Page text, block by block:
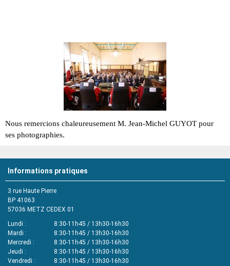
Nous remercions chaleureusement M. Jean-Michel GUYOT pour
ses photographies.
Informations pratiques
3 rue Haute Pierre
BP 41063
57036 METZ CEDEX 01
Lundi
8:30-11h45 / 13h30-16h30
Mardi
8:30-11h45 / 13h30-16h30
Mercredi
8:30-11h45 / 13h30-16h30
Jeudi
8:30-11h45 / 13h30-16h30
Vendredi
8:30-11h45 / 13h30-16h30